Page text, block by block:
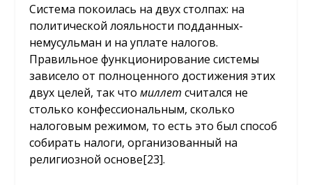
Система покоилась на двух столпах: на
политической лояльности подданных-
немусульман и на уплате налогов.
Правильное функционирование системы
зависело от полноценного достижения этих
двух целей, так чтомиллет считался не
столько конфессиональным, сколько
налоговым режимом, то есть это был способ
собирать налоги, организованный на
религиозной основе[23].